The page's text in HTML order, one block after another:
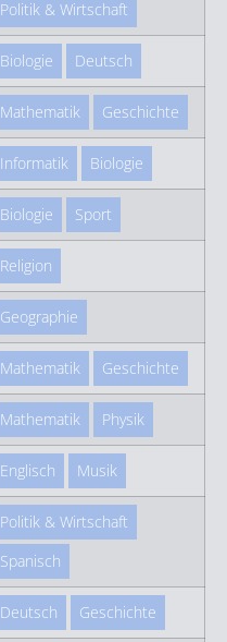
Politik & Wirtschaft
Biologie Deutsch
Mathematik Geschichte
Informatik Biologie
Biologie Sport
Religion
Geographie
Mathematik Geschichte
Mathematik Physik
Englisch Musik
Politik & Wirtschaft
Spanisch
Deutsch Geschichte